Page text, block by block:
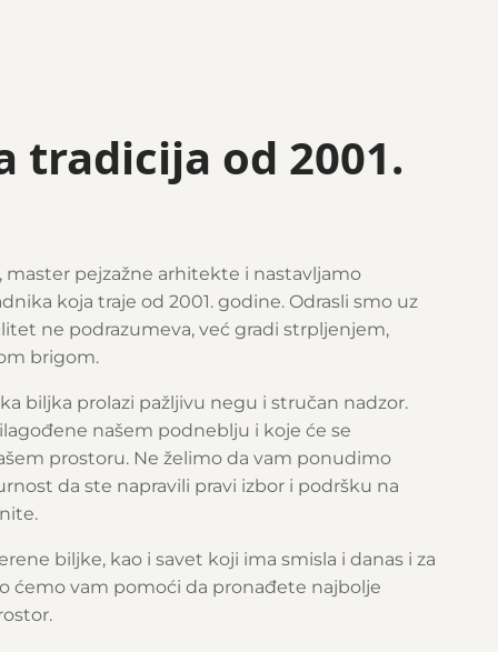
tradicija od 2001.
master pejzažne arhitekte i nastavljamo
koja traje od 2001. godine. Odrasli smo uz
ne podrazumeva, već gradi strpljenjem,
brigom.
biljka prolazi pažljivu negu i stručan nadzor.
našem podneblju i koje će se
prostoru. Ne želimo da vam ponudimo
da ste napravili pravi izbor i podršku na
biljke, kao i savet koji ima smisla i danas i za
ćemo vam pomoći da pronađete najbolje